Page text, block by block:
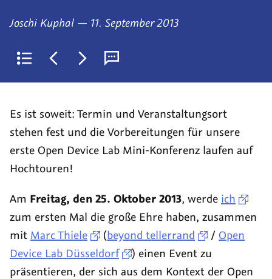
von
Joschi Kuphal — am
11. September 2013
Zurück
zur
Jüngerer
Artikel:
Welt
der
Wissenschaft:
Immunologie
für
Jedermann
Älterer
Artikel:
eigener
Sache:
squeezr
iconizr
Kommentare
(derzeit
Es ist soweit: Termin und Veranstaltungsort
stehen fest und die Vorbereitungen für unsere
erste Open Device Lab Mini-Konferenz laufen auf
Hochtouren!
Am Freitag, den 25. Oktober 2013, werde ich
zum ersten Mal die große Ehre haben, zusammen
mit Marc Thiele (beyond tellerrand / Open
Device Lab Düsseldorf
) einen Event zu
präsentieren, der sich aus dem Kontext der Open